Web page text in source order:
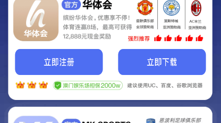
Hey Guys!
我们即将上线啦...
我们的网站正在建设.
它将是非常棒的网站.